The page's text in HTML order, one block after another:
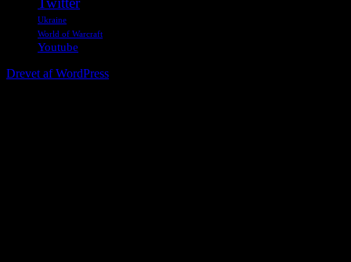
Ukraine
World of Warcraft
Youtube
Drevet af WordPress